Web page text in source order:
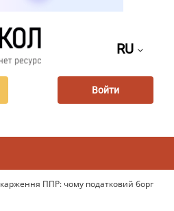
RU
Войти
ППР: чому податковий борг